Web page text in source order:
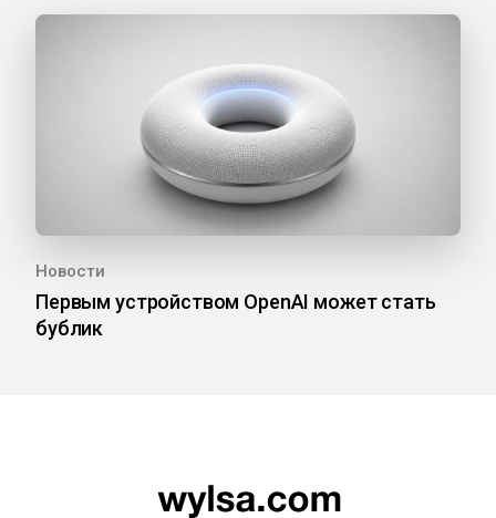
Новости
Первым устройством OpenAI может стать
бублик